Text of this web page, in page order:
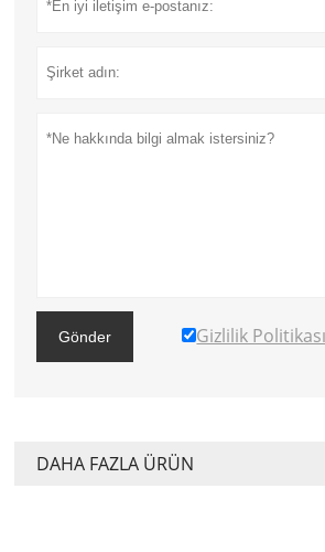
Gönder Gizlilik Politikası
DAHA FAZLA ÜRÜN